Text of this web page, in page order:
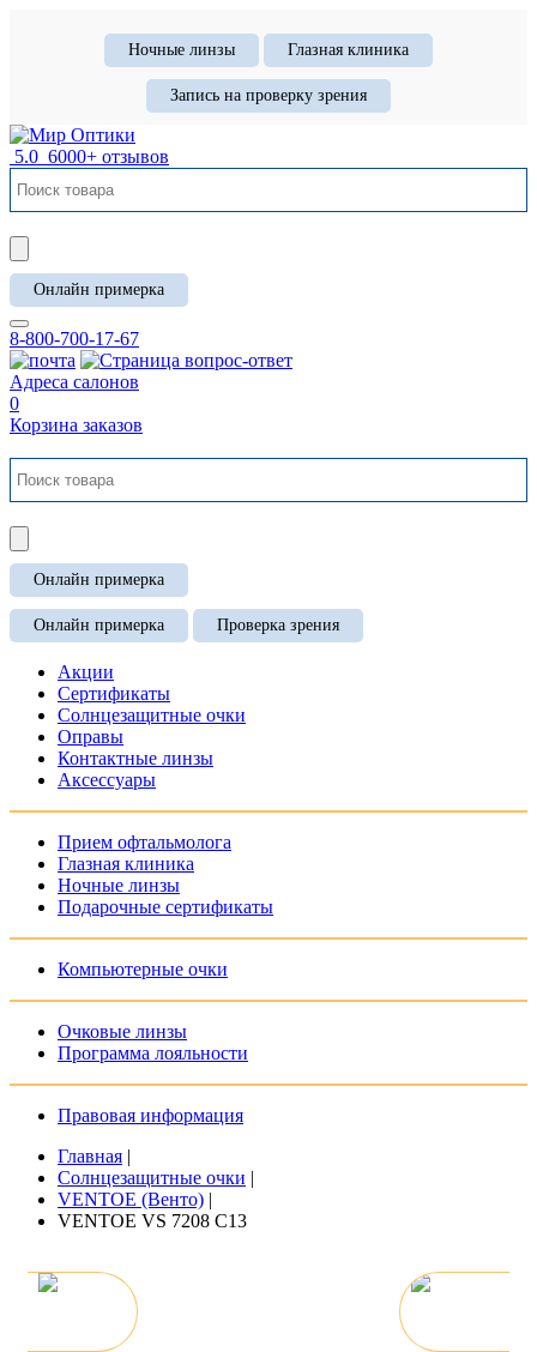
Ночные линзы Глазная клиника
Запись на проверку зрения
5.0 6000+ отзывов
Онлайн примерка
8-800-700-17-67
Адреса салонов
0
Корзина заказов
Онлайн примерка
Онлайн примерка Проверка зрения
Акции
Сертификаты
Солнцезащитные очки
Оправы
Контактные линзы
Аксессуары
Прием офтальмолога
Глазная клиника
Ночные линзы
Подарочные сертификаты
Компьютерные очки
Очковые линзы
Программа лояльности
Правовая информация
Главная |
Солнцезащитные очки |
VENTOE (Венто) |
VENTOE VS 7208 C13